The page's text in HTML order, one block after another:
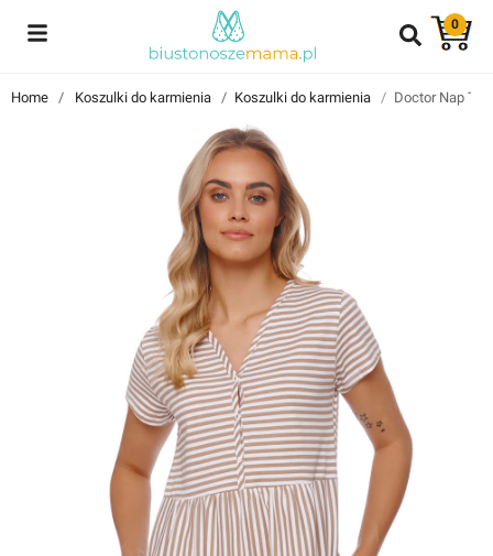
0
Reviews
Home Koszulki do karmienia Koszulki do karmienia Doctor Nap